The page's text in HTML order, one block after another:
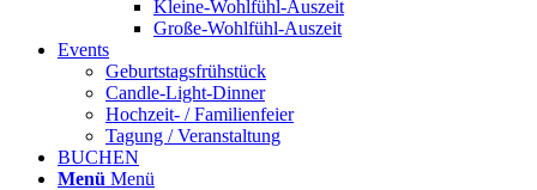
Kleine-Wohlfühl-Auszeit
Große-Wohlfühl-Auszeit
Events
Geburtstagsfrühstück
Candle-Light-Dinner
Hochzeit- / Familienfeier
Tagung / Veranstaltung
BUCHEN
Menü Menü